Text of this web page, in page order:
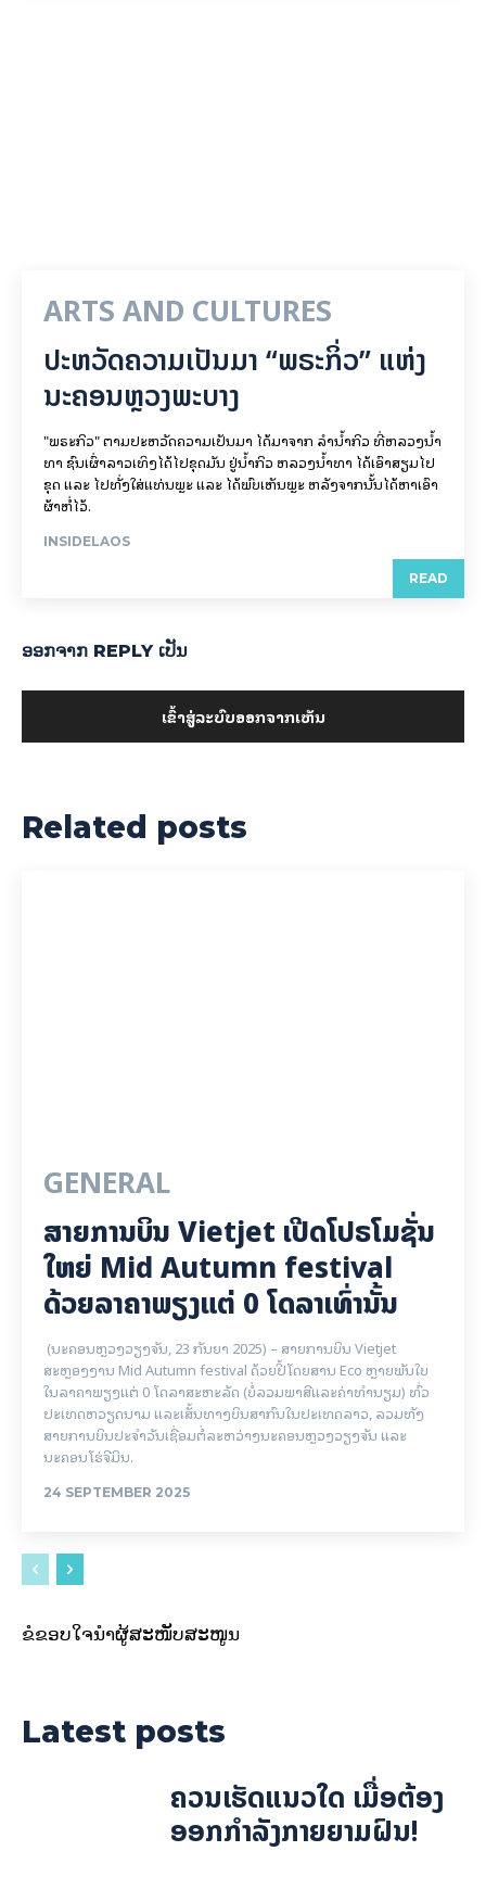
ARTS AND CULTURES
ປະຫວັດຄວາມເປັນມາ “ພຣະກິ່ວ” ແຫ່ງ
ນະຄອນຫຼວງພະບາງ
"ພຣະກິວ" ຕາມປະຫວັດຄວາມເປັນມາ ໄດ້ມາຈາກ ລຳນ້ຳກິວ ທີ່ຫລວງນ້ຳ
ທາ ຊົນເຜົ່າລາວເທິງໄດ້ໄປຂຸດມັນ ຢູ່ນ້ຳກິວ ຫລວງນ້ຳທາ ໄດ້ເອົາສຽມໄປ
ຂຸດ ແລະ ໄປທັ່ງໃສ່ແທ່ນພຼະ ແລະ ໄດ້ພົບເຫັນພຼະ ຫລັງຈາກນັ້ນໄດ້ຫາເອົາ
ຜ້າຫໍ່ໄວ້.
INSIDELAOS
READ
ອອກ​ຈາກ REPLY ເປັນ
ເຂົ້າ​ສູ່​ລະ​ບົບ​ອອກ​ຈາກ​ເຫັນ
Related posts
GENERAL
ສາຍການບິນ Vietjet ເປີດໂປຣໂມຊັ່ນ
ໃຫຍ່ Mid Autumn festival
ດ້ວຍລາຄາພຽງແຕ່ 0 ໂດລາເທົ່ານັ້ນ
(ນະຄອນຫຼວງວຽງຈັນ, 23 ກັນຍາ 2025) – ສາຍການບິນ Vietjet
ສະຫຼອງງານ Mid Autumn festival ດ້ວຍປີ້ໂດຍສານ Eco ຫຼາຍພັນໃບ
ໃນລາຄາພຽງແຕ່ 0 ໂດລາສະຫະລັດ (ບໍ່ລວມພາສີແລະຄ່າທໍານຽມ) ທົ່ວ
ປະເທດຫວຽດນາມ ແລະເສັ້ນທາງບິນສາກົນໃນປະເທດລາວ, ລວມທັງ
ສາຍການບິນປະຈໍາວັນເຊື່ອມຕໍ່ລະຫວ່າງນະຄອນຫຼວງວຽງຈັນ ແລະ
ນະຄອນໂຮ່ຈີມິນ.
24 SEPTEMBER 2025
ຂໍຂອບໃຈນຳຜູ້ສະໜັບສະໜູນ
Latest posts
ຄວນເຮັດແນວໃດ ເມື່ອຕ້ອງ
ອອກກຳລັງກາຍຍາມຝົນ!